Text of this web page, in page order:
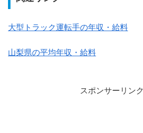
大型トラック運転手の年収・給料
山梨県の平均年収・給料
スポンサーリンク